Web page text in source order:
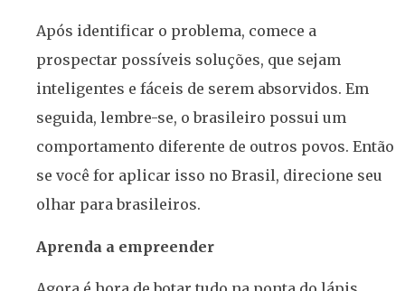
Após identificar o problema, comece a
prospectar possíveis soluções, que sejam
inteligentes e fáceis de serem absorvidos. Em
seguida, lembre-se, o brasileiro possui um
comportamento diferente de outros povos. Então
se você for aplicar isso no Brasil, direcione seu
olhar para brasileiros.
Aprenda a empreender